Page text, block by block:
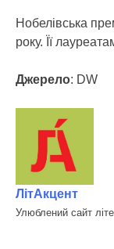
Нобелівська
року. Її
Джерело: DW
ЛітАкцент
Улюблений сайт